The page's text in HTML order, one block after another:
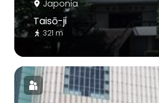
Japonia
Taisō-ji
321 m